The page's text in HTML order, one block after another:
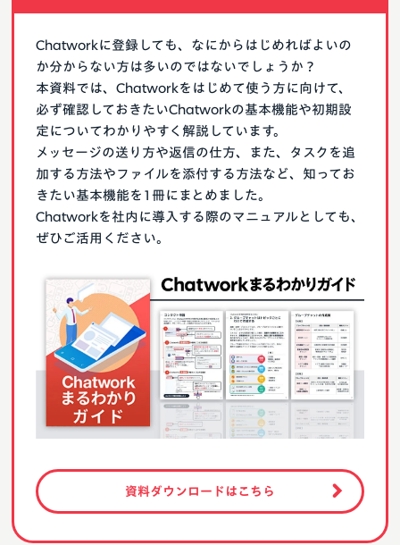
Chatworkに登録しても、なにからはじめればよいの
か分からない方は多いのではないでしょうか？
本資料では、Chatworkをはじめて使う方に向けて、
必ず確認しておきたいChatworkの基本機能や初期設
定についてわかりやすく解説しています。
メッセージの送り方や返信の仕方、また、タスクを追
加する方法やファイルを添付する方法など、知ってお
きたい基本機能を1冊にまとめました。
Chatworkを社内に導入する際のマニュアルとしても、
ぜひご活用ください。
資料ダウンロードはこちら